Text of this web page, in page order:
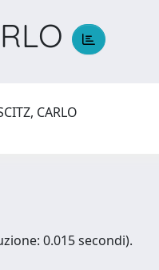
CARLO
0.015 secondi).